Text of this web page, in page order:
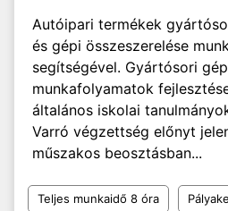
Autóipari termékek
és gépi összeszerelése
segítségével. Gyártósori
munkafolyamatok
általános iskolai
Varró végzettség előnyt
műszakos beosztásban...
Teljes munkaidő 8 óra